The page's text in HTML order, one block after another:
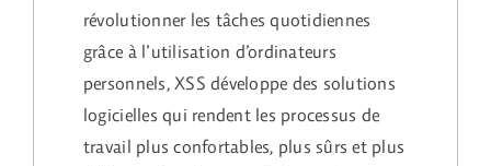
révolutionner les tâches quotidiennes
grâce à l’utilisation d’ordinateurs
personnels, XSS développe des solutions
logicielles qui rendent les processus de
travail plus confortables, plus sûrs et plus